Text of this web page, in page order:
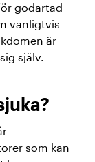
godartad
vanligtvis
är
själv.
som kan